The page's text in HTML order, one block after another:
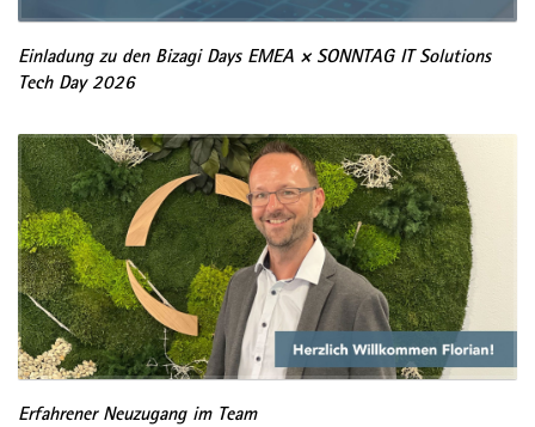
Einladung zu den Bizagi Days EMEA × SONNTAG IT Solutions
Tech Day 2026
Erfahrener Neuzugang im Team